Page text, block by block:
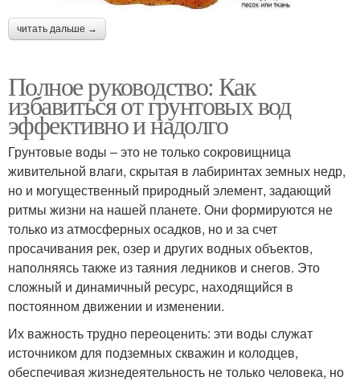
читать дальше →
Полное руководство: Как
избавиться от грунтовых вод
эффективно и надолго
Грунтовые воды – это не только сокровищница
живительной влаги, скрытая в лабиринтах земных недр,
но и могущественный природный элемент, задающий
ритмы жизни на нашей планете. Они формируются не
только из атмосферных осадков, но и за счет
просачивания рек, озер и других водных объектов,
наполняясь также из таяния ледников и снегов. Это
сложный и динамичный ресурс, находящийся в
постоянном движении и изменении.
Их важность трудно переоценить: эти воды служат
источником для подземных скважин и колодцев,
обеспечивая жизнедеятельность не только человека, но